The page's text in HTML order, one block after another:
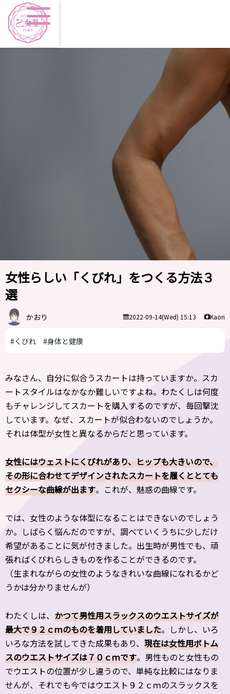
女性らしい「くびれ」をつくる方法３
選
かおり 2022-09-14(Wed) 15:13 Kaori
#くびれ #身体と健康
みなさん、自分に似合うスカートは持っていますか。スカ
ートスタイルはなかなか難しいですよね。わたくしは何度
もチャレンジしてスカートを購入するのですが、毎回撃沈
しています。なぜ、スカートが似合わないのでしょうか。
それは体型が女性と異なるからだと思っています。
女性にはウェストにくびれがあり、ヒップも大きいので、
その形に合わせてデザインされたスカートを履くととても
セクシーな曲線が出ます。これが、魅惑の曲線です。
では、女性のような体型になることはできないのでしょう
か。しばらく悩んだのですが、調べていくうちに少しだけ
希望があることに気が付きました。出生時が男性でも、頑
張ればくびれらしきものを作ることができるのです。
（生まれながらの女性のようなきれいな曲線になれるかど
うかは分かりませんが）
わたくしは、 かつて男性用スラックスのウエストサイズが
最大で９２ｃｍのものを着用していました。しかし、いろ
いろな方法を試してきた成果もあり、 現在は女性用ボトム
スのウエストサイズは７０ｃｍです。男性ものと女性もの
でウエストの位置が少し違うので、単純な比較にはなりま
せんが、それでも今ではウエスト９２ｃｍのスラックスを